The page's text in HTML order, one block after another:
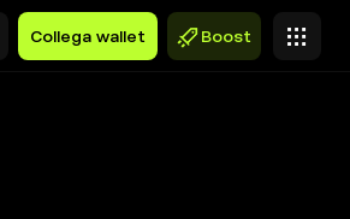
Collega wallet Boost